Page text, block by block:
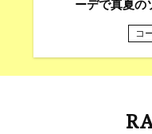
ーデで真夏の
コ